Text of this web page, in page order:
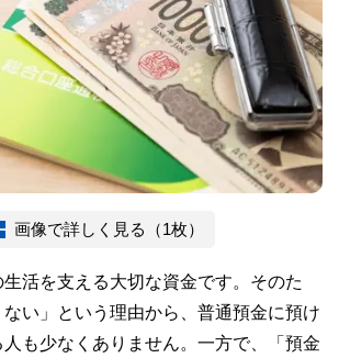
画像で詳しく見る（1枚）
活を支える大切な資金です。そのた
い」という理由から、普通預金に預け
も少なくありません。一方で、「預金